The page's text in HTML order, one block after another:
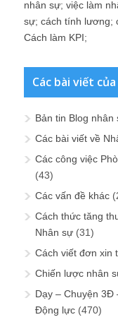
nhân sự; việc làm
sự; cách tính lương;
Cách làm KPI;
Các bài viết
Bản tin Blog nhân
Các bài viết về
Các công việc
(43)
Các vấn đề khác
Cách thức tăng
Nhân sự (31)
Cách viết đơn xin
Chiến lược nhân
Dạy – Chuyện 3Đ
Động lực (470)